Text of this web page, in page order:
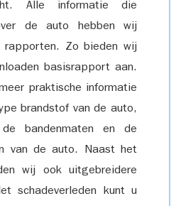
Alle informatie die
de auto hebben wij
rapporten. Zo bieden wij
basisrapport aan.
praktische informatie
brandstof van de auto,
bandenmaten en de
van de auto. Naast het
wij ook uitgebreidere
schadeverleden kunt u